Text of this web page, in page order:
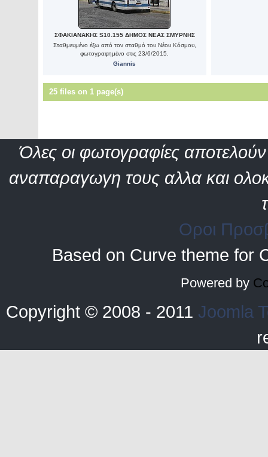
ΣΦΑΚΙΑΝΑΚΗΣ S10.155 ΔΗΜΟΣ ΝΕΑΣ ΣΜΥΡΝΗΣ
Σταθμευμένο έξω από τον σταθμό του Νέου Κόσμου,
φωτογραφημένο στις 23/6/2015.
Giannis
25 files on 1 page(s)
Όλες οι φωτογραφίες αποτελούν
αναπαραγωγη τους αλλα και
Οροι
Based on Curve theme for
Powered by
Copyright © 2008 - 2011 Joomla